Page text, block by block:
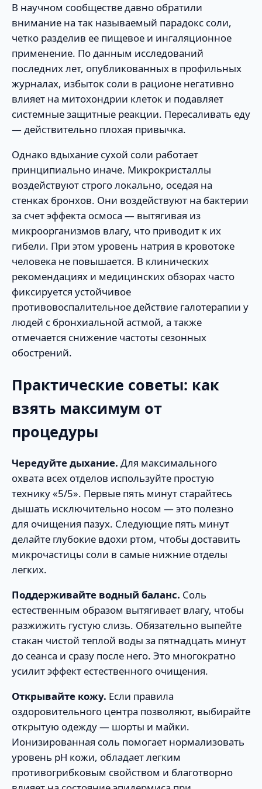
В научном сообществе давно обратили
внимание на так называемый парадокс соли,
четко разделив ее пищевое и ингаляционное
применение. По данным исследований
последних лет, опубликованных в профильных
журналах, избыток соли в рационе негативно
влияет на митохондрии клеток и подавляет
системные защитные реакции. Пересаливать еду
— действительно плохая привычка.
Однако вдыхание сухой соли работает
принципиально иначе. Микрокристаллы
воздействуют строго локально, оседая на
стенках бронхов. Они воздействуют на бактерии
за счет эффекта осмоса — вытягивая из
микроорганизмов влагу, что приводит к их
гибели. При этом уровень натрия в кровотоке
человека не повышается. В клинических
рекомендациях и медицинских обзорах часто
фиксируется устойчивое
противовоспалительное действие галотерапии у
людей с бронхиальной астмой, а также
отмечается снижение частоты сезонных
обострений.
Практические советы: как
взять максимум от
процедуры
Чередуйте дыхание. Для максимального
охвата всех отделов используйте простую
технику «5/5». Первые пять минут старайтесь
дышать исключительно носом — это полезно
для очищения пазух. Следующие пять минут
делайте глубокие вдохи ртом, чтобы доставить
микрочастицы соли в самые нижние отделы
легких.
Поддерживайте водный баланс. Соль
естественным образом вытягивает влагу, чтобы
разжижить густую слизь. Обязательно выпейте
стакан чистой теплой воды за пятнадцать минут
до сеанса и сразу после него. Это многократно
усилит эффект естественного очищения.
Открывайте кожу. Если правила
оздоровительного центра позволяют, выбирайте
открытую одежду — шорты и майки.
Ионизированная соль помогает нормализовать
уровень pH кожи, обладает легким
противогрибковым свойством и благотворно